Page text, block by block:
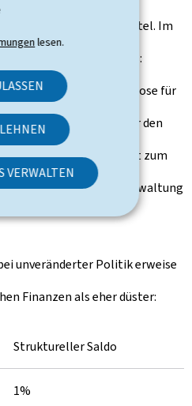
lesen.
VERWALTEN
verkündete Xavier Bettel. Im
er zwei Berichte heraus:
mit einer Prognose für
unveränderter Politik für den
"monatlichen Bericht zum
der Zentralverwaltung
unveränderter Politik erweise
Finanzen als eher düster:
Struktureller Saldo
1%